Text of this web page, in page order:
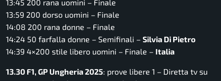
13:45 200 rana uomini – Finale
13:59 200 dorso uomini – Finale
14:08 200 rana donne – Finale
14:24 50 farfalla donne – Semifinali – Silvia Di Pietro
14:39 4×200 stile libero uomini – Finale – Italia
13.30 F1, GP Ungheria 2025: prove libere 1 – Diretta tv su